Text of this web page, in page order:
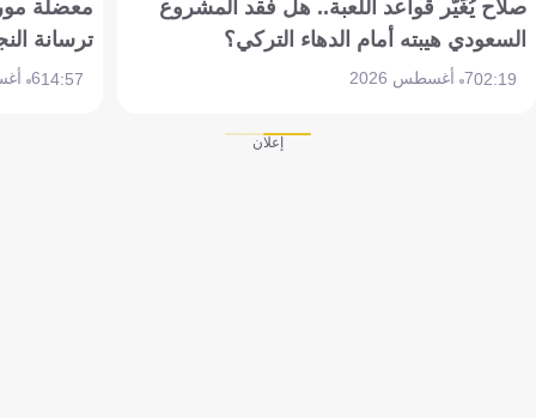
صلاح يُغَيّر قواعد اللعبة.. هل فقد المشروع
السعودي هيبته أمام الدهاء التركي؟
02:197 أغسطس 2026
معضلة
ترسانة
14:576 أغسطس 2026
إعلان